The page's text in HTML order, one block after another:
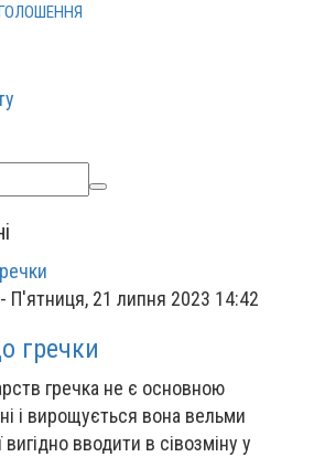
- П'ятниця, 21 липня 2023 14:42
гречки
гречка не є основною
і вирощується вона вельми
вигідно вводити в сівозміну у